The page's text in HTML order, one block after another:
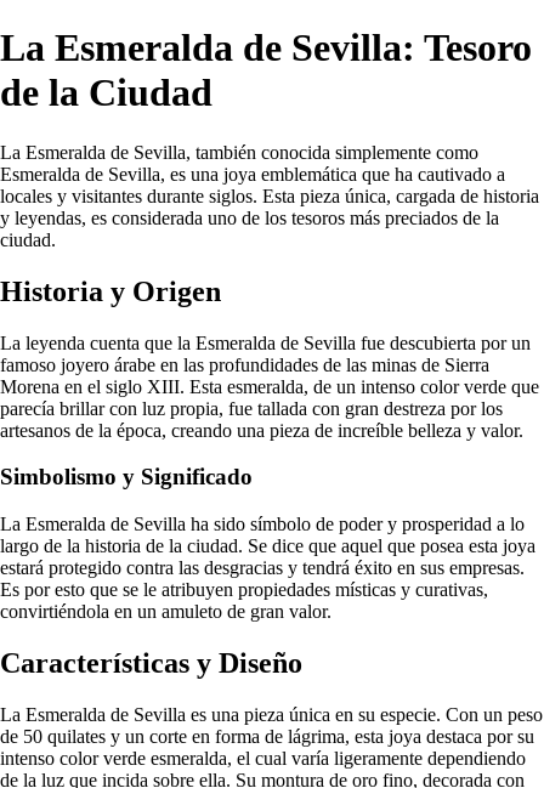
La Esmeralda de Sevilla: Tesoro
de la Ciudad
La Esmeralda de Sevilla, también conocida simplemente como
Esmeralda de Sevilla, es una joya emblemática que ha cautivado a
locales y visitantes durante siglos. Esta pieza única, cargada de historia
y leyendas, es considerada uno de los tesoros más preciados de la
ciudad.
Historia y Origen
La leyenda cuenta que la Esmeralda de Sevilla fue descubierta por un
famoso joyero árabe en las profundidades de las minas de Sierra
Morena en el siglo XIII. Esta esmeralda, de un intenso color verde que
parecía brillar con luz propia, fue tallada con gran destreza por los
artesanos de la época, creando una pieza de increíble belleza y valor.
Simbolismo y Significado
La Esmeralda de Sevilla ha sido símbolo de poder y prosperidad a lo
largo de la historia de la ciudad. Se dice que aquel que posea esta joya
estará protegido contra las desgracias y tendrá éxito en sus empresas.
Es por esto que se le atribuyen propiedades místicas y curativas,
convirtiéndola en un amuleto de gran valor.
Características y Diseño
La Esmeralda de Sevilla es una pieza única en su especie. Con un peso
de 50 quilates y un corte en forma de lágrima, esta joya destaca por su
intenso color verde esmeralda, el cual varía ligeramente dependiendo
de la luz que incida sobre ella. Su montura de oro fino, decorada con